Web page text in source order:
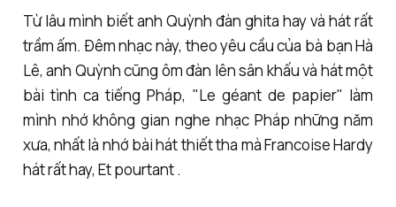
Từ lâu mình biết anh Quỳnh đàn ghita hay và hát rất
trầm ấm. Đêm nhạc này, theo yêu cầu của bà bạn Hà
Lê, anh Quỳnh cũng ôm đàn lên sân khấu và hát một
bài tình ca tiếng Pháp, "Le géant de papier" làm
mình nhớ không gian nghe nhạc Pháp những năm
xưa, nhất là nhớ bài hát thiết tha mà Francoise Hardy
hát rất hay, Et pourtant .